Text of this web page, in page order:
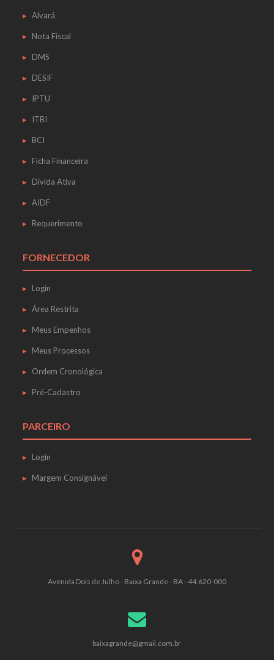
Alvará
Nota Fiscal
DMS
DESIF
IPTU
ITBI
BCI
Ficha Financeira
Dívida Ativa
AIDF
Requerimento
FORNECEDOR
Login
Área Restrita
Meus Empenhos
Meus Processos
Ordem Cronológica
Pré-Cadastro
PARCEIRO
Login
Margem Consignável
Avenida Dois de Julho - Baixa Grande - BA - 44.620-000
baixagrande@gmail.com.br